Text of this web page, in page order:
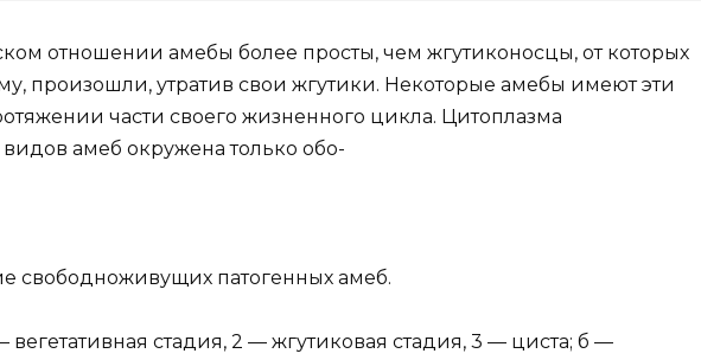
отношении амебы более просты, чем жгутиконосцы, от которых
произошли, утратив свои жгутики. Некоторые амебы имеют эти
части своего жизненного цикла. Цитоплазма
амеб окружена только обо-
свободноживущих патогенных амеб.
вегетативная стадия, 2 — жгутиковая стадия, 3 — циста; б —